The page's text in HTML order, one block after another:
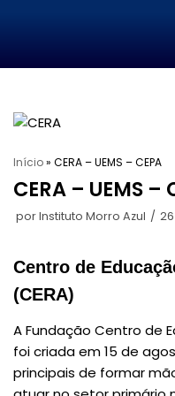
para
conteúdo
Início» CERA – UEMS – CEPA
CERA – UEMS –
porInstituto Morro Azul
Centro de
(CERA)
A Fundação Centro de
foi criada em 15 de
principais de formar